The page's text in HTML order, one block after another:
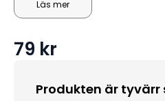
kärlekshistoria. Samtidigt
europeiska kontinenten en
Läs mer
79 kr
Produkten är